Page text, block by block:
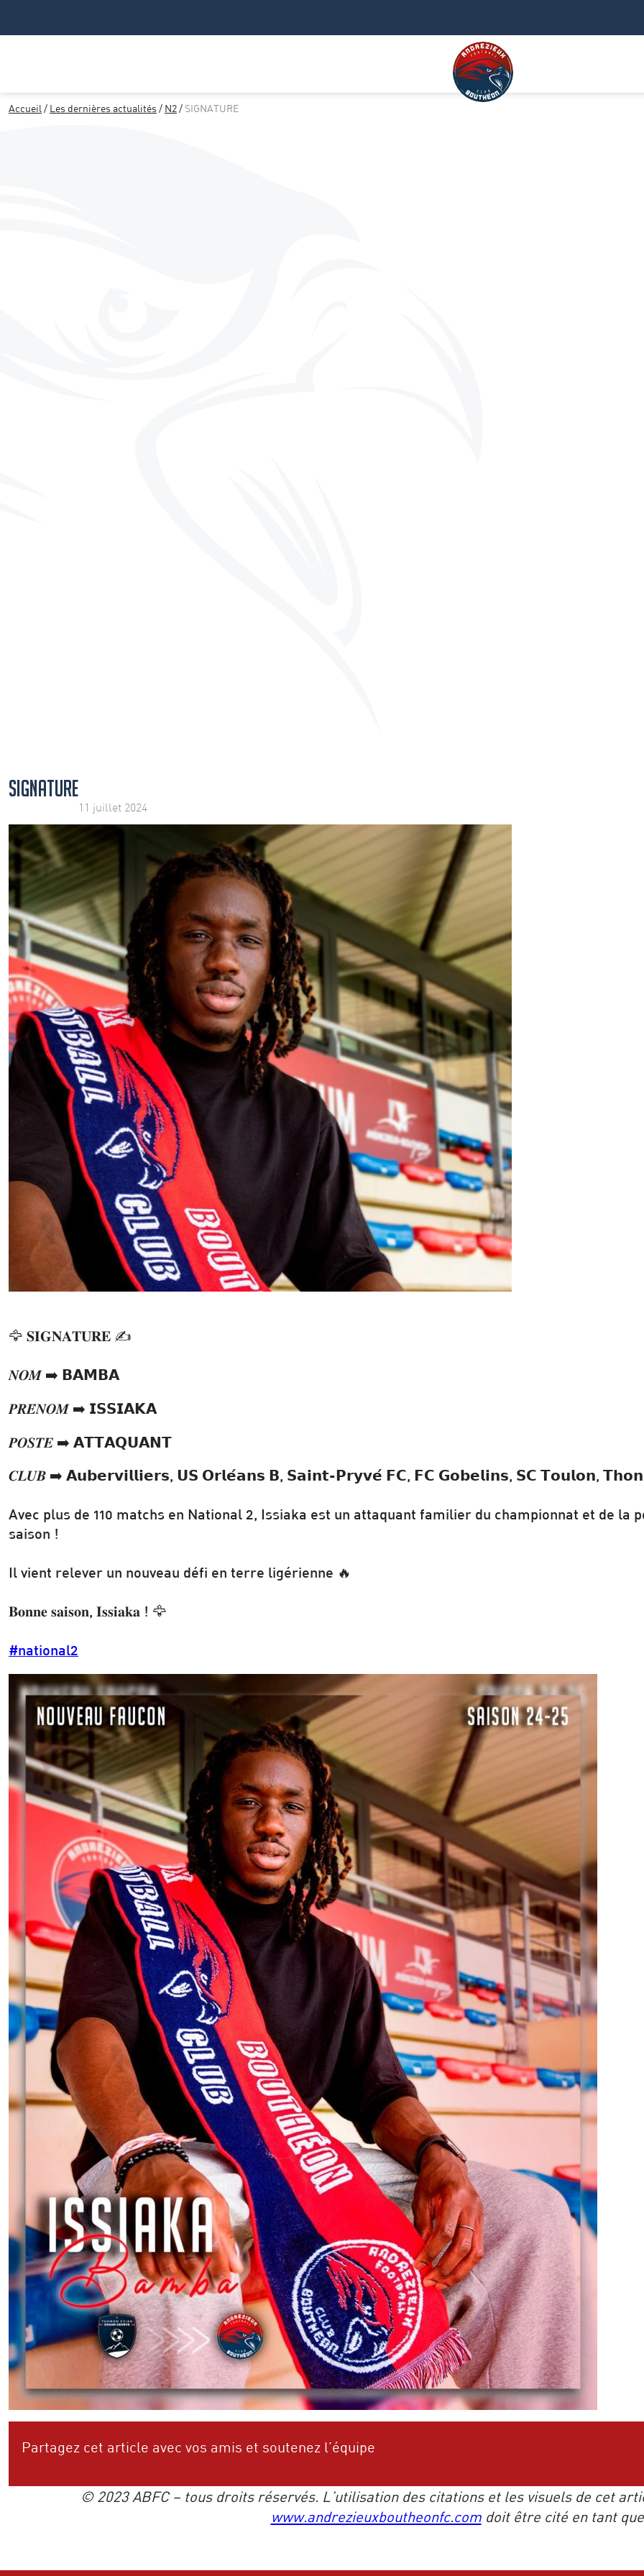
Accueil / Les dernières actualités/ N2/ SIGNATURE
SIGNATURE
11 juillet 2024
🦅 𝐒𝐈𝐆𝐍𝐀𝐓𝐔𝐑𝐄 ✍️
𝑵𝑶𝑴 ➡️ 𝗕𝗔𝗠𝗕𝗔
𝑷𝑹𝑬́𝑵𝑶𝑴 ➡️ 𝗜𝗦𝗦𝗜𝗔𝗞𝗔
𝑷𝑶𝑺𝑻𝑬 ➡️ 𝗔𝗧𝗧𝗔𝗤𝗨𝗔𝗡𝗧
𝑪𝑳𝑼𝑩 ➡️ 𝗔𝘂𝗯𝗲𝗿𝘃𝗶𝗹𝗹𝗶𝗲𝗿𝘀, 𝗨𝗦 𝗢𝗿𝗹𝗲́𝗮𝗻𝘀 𝗕, 𝗦𝗮𝗶𝗻𝘁-𝗣𝗿𝘆𝘃𝗲́ 𝗙𝗖, 𝗙𝗖 𝗚𝗼𝗯𝗲𝗹𝗶𝗻𝘀, 𝗦𝗖 𝗧𝗼𝘂𝗹𝗼𝗻,
Avec plus de 110 matchs en National 2, Issiaka est un attaquant familier du championnat et de la
saison !
Il vient relever un nouveau défi en terre ligérienne 🔥
𝐁𝐨𝐧𝐧𝐞 𝐬𝐚𝐢𝐬𝐨𝐧, 𝐈𝐬𝐬𝐢𝐚𝐤𝐚 ! 🦅
#national2
Partagez cet article avec vos amis et soutenez l’équipe
© 2023 ABFC – tous droits réservés. L’utilisation des citations et les visuels de cet
www.andrezieuxboutheonfc.comdoit être cité en tant